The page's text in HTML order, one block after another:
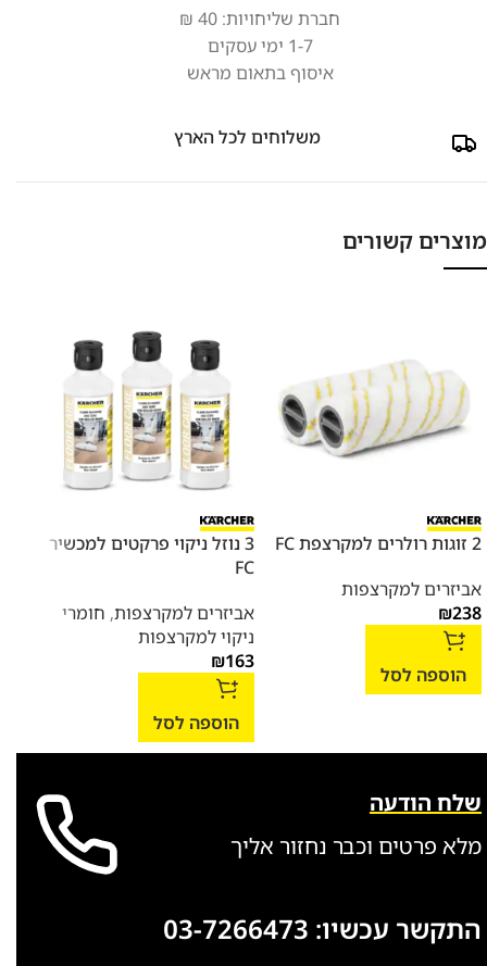
משלוחים לכל הארץ
חברת שליחויות: 40 ₪
1-7 ימי עסקים
איסוף בתאום מראש
מוצרים קשורים
2 זוגות רולרים למקרצפת FC
אביזרים למקרצפות
₪238
הוספה לסל
3 נוזל ניקוי פרקטים למכשיר
FC
אביזרים למקרצפות, חומרי
ניקוי למקרצפות
₪163
הוספה לסל
שלח הודעה
מלא פרטים וכבר נחזור אליך
התקשר עכשיו: 03-7266473